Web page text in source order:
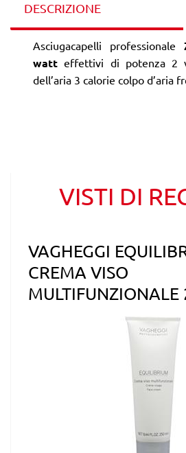
DESCRIZIONE
Asciugacapelli professionale
watt effettivi di potenza 2
dell’aria 3 calorie colpo d’aria
VISTI DI
VAGHEGGI
CREMA VISO